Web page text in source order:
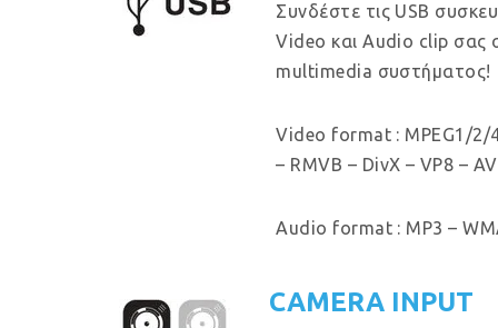
Συνδέστε τις USB
Video και Audio clip σας
multimedia συστήματος!
Video format : MPEG1/2/
– RMVB – DivX – VP8 –
Audio format : MP3 –
CAMERA INPUT